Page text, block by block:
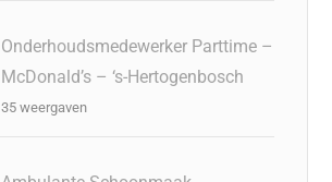
Onderhoudsmedewerker Parttime –
McDonald’s – ‘s-Hertogenbosch
35 weergaven